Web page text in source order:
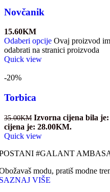
Novčanik
15.60KM
Odaberi opcije Ovaj proizvod
odabrati na stranici proizvoda
Quick view
-20%
Torbica
35.00KM Izvorna cijena bila
cijena je: 28.00KM.
Quick view
#GALANT
modu, pratiš modne
VIŠE